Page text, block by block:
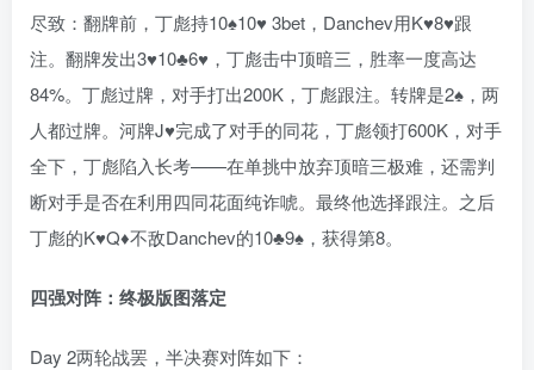
尽致：翻牌前，丁彪持10♠️10♥️ 3bet，Danchev用K♥8♥跟
注。翻牌发出3♥10♣6♥，丁彪击中顶暗三，胜率一度高达
84%。丁彪过牌，对手打出200K，丁彪跟注。转牌是2♠️，两
人都过牌。河牌J♥️完成了对手的同花，丁彪领打600K，对手
全下，丁彪陷入长考——在单挑中放弃顶暗三极难，还需判
断对手是否在利用四同花面纯诈唬。最终他选择跟注。之后
丁彪的K♥️Q♦️不敌Danchev的10♣️9♠️，获得第8。
四强对阵：终极版图落定
Day 2两轮战罢，半决赛对阵如下：